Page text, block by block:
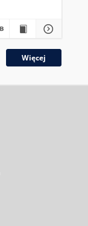
Więcej